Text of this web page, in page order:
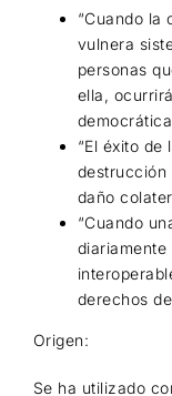
“Cuando la
vulnera
personas
ella,
“El éxito
destrucción
daño
“Cuando
derechos
Origen:
Se ha utilizado